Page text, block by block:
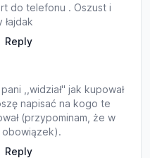
do telefonu . Oszust i
Reply
,,widział" jak kupował
napisać na kogo te
(przypominam, że w
Reply